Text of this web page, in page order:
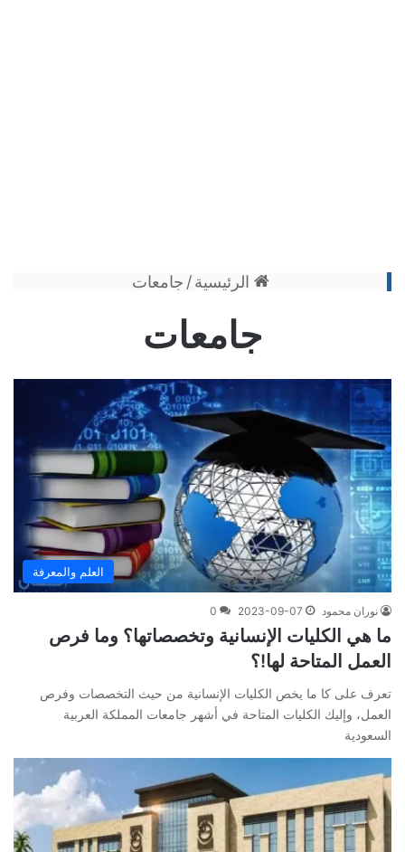
الرئيسية / جامعات
جامعات
العلم والمعرفة
نوران محمود 2023-09-07
0
ما هي الكليات الإنسانية وتخصصاتها؟ وما فرص
العمل المتاحة لها!؟
تعرف على كا ما يخص الكليات الإنسانية من حيث التخصصات وفرص
العمل، وإليك الكليات المتاحة في أشهر جامعات المملكة العربية
السعودية